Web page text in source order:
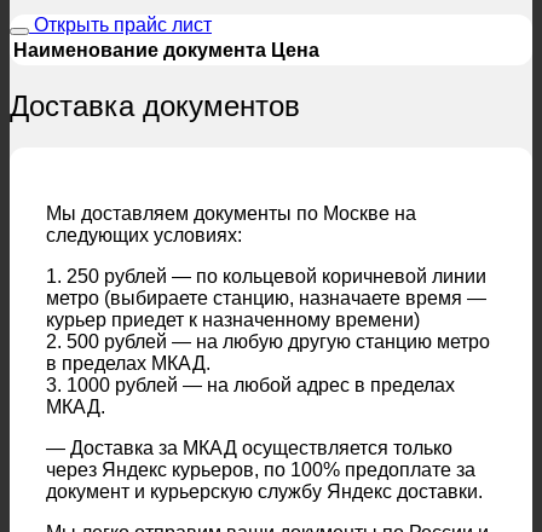
Открыть прайс лист
Наименование документа Цена
Доставка документов
Мы доставляем документы по Москве на
следующих условиях:
1. 250 рублей — по кольцевой коричневой линии
метро (выбираете станцию, назначаете время —
курьер приедет к назначенному времени)
2. 500 рублей — на любую другую станцию метро
в пределах МКАД.
3. 1000 рублей — на любой адрес в пределах
МКАД.
— Доставка за МКАД осуществляется только
через Яндекс курьеров, по 100% предоплате за
документ и курьерскую службу Яндекс доставки.